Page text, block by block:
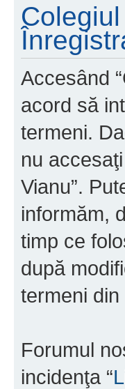
Accesând
acord să
termeni.
nu
Vianu”.
informăm,
timp ce
după
termeni
Forumul
incidenţa “